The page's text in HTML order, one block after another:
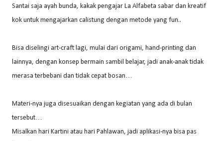
Santai saja ayah bunda, kakak pengajar La Alfabeta sabar dan kreatif
kok untuk mengajarkan calistung dengan metode yang fun..
Bisa diselingi art-craft lagi, mulai dari origami, hand-printing dan
lainnya, dengan konsep bermain sambil belajar, jadi anak-anak tidak
merasa terbebani dan tidak cepat bosan…
Materi-nya juga disesuaikan dengan kegiatan yang ada di bulan
tersebut…
Misalkan hari Kartini atau hari Pahlawan, jadi aplikasi-nya bisa pas